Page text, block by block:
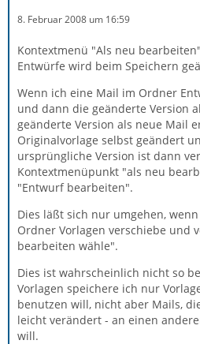
8. Februar 2008 um 16:59
Kontextmenü "Als neu
Entwürfe wird beim Speichern
Wenn ich eine Mail im Ordner
und dann die geänderte Version
geänderte Version als neue Mail
Originalvorlage selbst geändert
ursprüngliche Version ist dann
Kontextmenüpunkt "als neu
"Entwurf bearbeiten".
Dies läßt sich nur umgehen,
Ordner Vorlagen verschiebe und
bearbeiten wähle".
Dies ist wahrscheinlich nicht so
Vorlagen speichere ich nur
benutzen will, nicht aber Mails,
leicht verändert - an einen
will.